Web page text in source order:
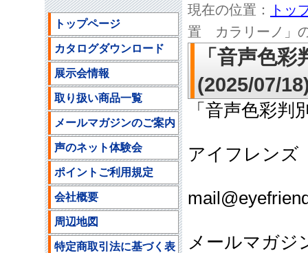
現在の位置：
トッ
置 カラリーノ」
「音声色
(2025/07/
「音声色彩
アイフレン
メールマガジ
トップページ
カタログダウンロード
展示会情報
取り扱い商品一覧
メールマガジンのご案内
声のネット体験会
ポイントご利用規定
会社概要
周辺地図
特定商取引法に基づく表